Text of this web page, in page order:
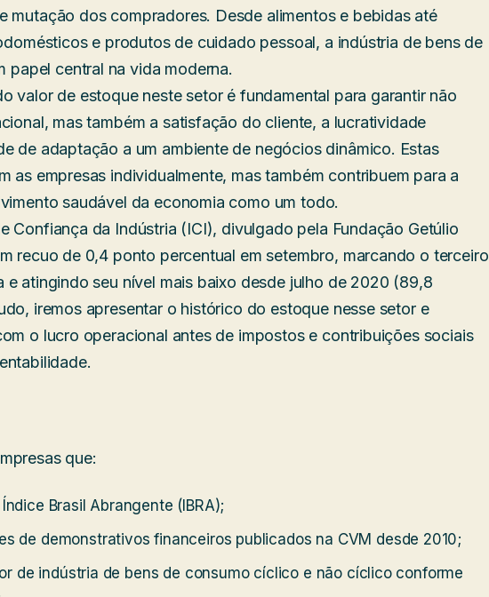
mutação dos compradores. Desde alimentos e bebidas até
e produtos de cuidado pessoal, a indústria de bens de
papel central na vida moderna.
valor de estoque neste setor é fundamental para garantir não
mas também a satisfação do cliente, a lucratividade
de adaptação a um ambiente de negócios dinâmico. Estas
as empresas individualmente, mas também contribuem para a
saudável da economia como um todo.
Confiança da Indústria (ICI), divulgado pela Fundação Getúlio
recuo de 0,4 ponto percentual em setembro, marcando o terceiro
e atingindo seu nível mais baixo desde julho de 2020 (89,8
iremos apresentar o histórico do estoque nesse setor e
o lucro operacional antes de impostos e contribuições sociais
que:
Brasil Abrangente (IBRA);
de demonstrativos financeiros publicados na CVM desde 2010;
de indústria de bens de consumo cíclico e não cíclico conforme